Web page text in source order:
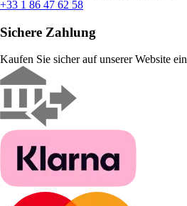
+33 1 86 47 62 58
Sichere Zahlung
Kaufen Sie sicher auf unserer Website ein